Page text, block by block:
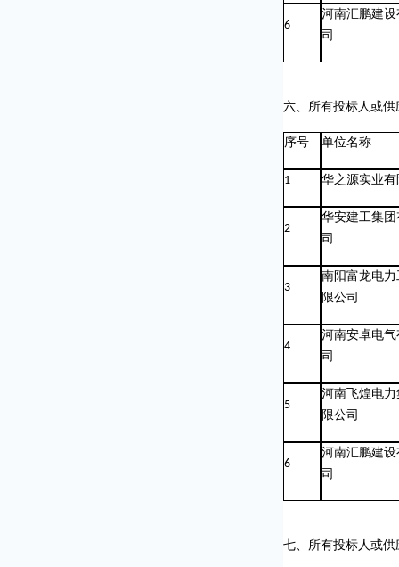
6
河南汇鹏建设
司
六、所有投标人或
序号 单位名称
1 华之源实业有
2
华安建工集团
司
3
南阳富龙电
限公司
4
河南安卓电气
司
5
河南飞煌电力
限公司
6
河南汇鹏建设
司
七、所有投标人或